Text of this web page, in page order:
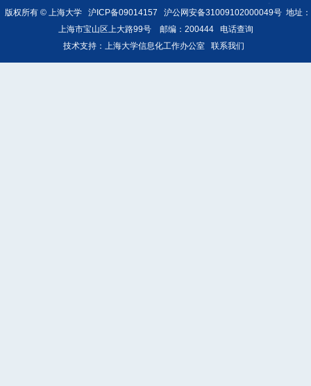
版权所有 ©上海大学 沪ICP备09014157 沪公网安备31009102000049号地址：
上海市宝山区上大路99号 邮编：200444 电话查询
技术支持： 上海大学信息化工作办公室 联系我们